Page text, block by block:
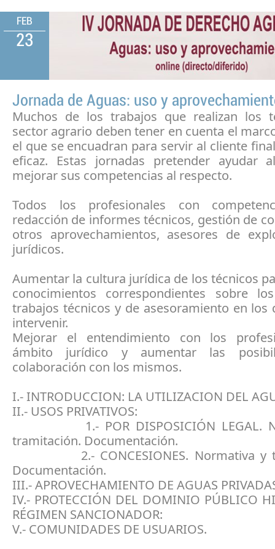
FEB
23
Jornada de Aguas: uso y
Muchos de los trabajos que realizan los
sector agrario deben tener en cuenta el
el que se encuadran para servir al cliente
eficaz. Estas jornadas pretender ayudar
mejorar sus competencias al respecto.
Todos los profesionales con
redacción de informes técnicos, gestión de
otros aprovechamientos, asesores de
jurídicos.
Aumentar la cultura jurídica de los técnicos
conocimientos correspondientes sobre
trabajos técnicos y de asesoramiento en los
intervenir.
Mejorar el entendimiento con los
ámbito jurídico y aumentar las
colaboración con los mismos.
I.- INTRODUCCION: LA UTILIZACION DEL
II.- USOS PRIVATIVOS:
1.- POR DISPOSICIÓN LEGAL.
tramitación. Documentación.
2.- CONCESIONES. Normativa y
Documentación.
III.- APROVECHAMIENTO DE AGUAS
IV.- PROTECCIÓN DEL DOMINIO PÚBLICO
RÉGIMEN SANCIONADOR:
V.- COMUNIDADES DE USUARIOS.